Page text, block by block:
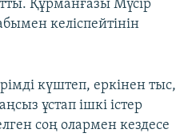
Құрманғазы Мүсір
келіспейтінін
күштеп, еркінен тыс,
ұстап ішкі істер
соң олармен кездесе